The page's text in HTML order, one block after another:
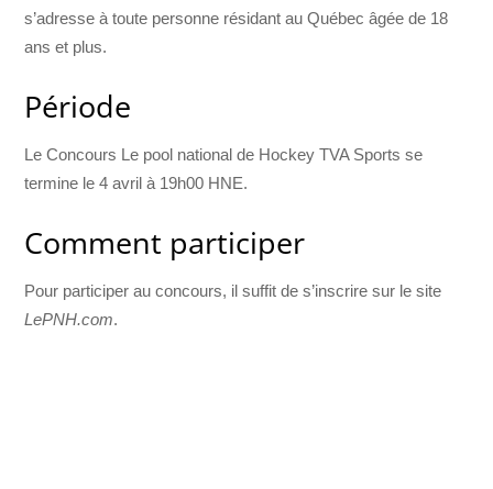
s’adresse à toute personne résidant au Québec âgée de 18
ans et plus.
Période
Le Concours Le pool national de Hockey TVA Sports se
termine le 4 avril à 19h00 HNE.
Comment participer
Pour participer au concours, il suffit de s’inscrire sur le site
LePNH.com.